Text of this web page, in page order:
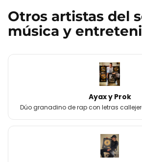
Otros artistas del
música y
Ayax y Prok
Dúo granadino de rap con letras